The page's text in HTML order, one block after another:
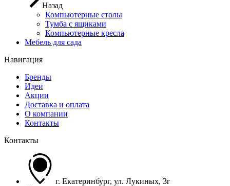
Назад
Компьютерные столы
Тумба с ящиками
Компьютерные кресла
Мебель для сада
Навигация
Бренды
Идеи
Акции
Доставка и оплата
О компании
Контакты
Контакты
г. Екатеринбург, ул. Лукиных, 3г